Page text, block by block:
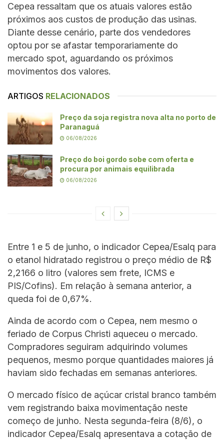
Cepea ressaltam que os atuais valores estão
próximos aos custos de produção das usinas.
Diante desse cenário, parte dos vendedores
optou por se afastar temporariamente do
mercado spot, aguardando os próximos
movimentos dos valores.
ARTIGOS RELACIONADOS
Preço da soja registra nova alta no porto de
Paranaguá
06/08/2026
Preço do boi gordo sobe com oferta e
procura por animais equilibrada
06/08/2026
Entre 1 e 5 de junho, o indicador Cepea/Esalq para
o etanol hidratado registrou o preço médio de R$
2,2166 o litro (valores sem frete, ICMS e
PIS/Cofins). Em relação à semana anterior, a
queda foi de 0,67%.
Ainda de acordo com o Cepea, nem mesmo o
feriado de Corpus Christi aqueceu o mercado.
Compradores seguiram adquirindo volumes
pequenos, mesmo porque quantidades maiores já
haviam sido fechadas em semanas anteriores.
O mercado físico de açúcar cristal branco também
vem registrando baixa movimentação neste
começo de junho. Nesta segunda-feira (8/6), o
indicador Cepea/Esalq apresentava a cotação de